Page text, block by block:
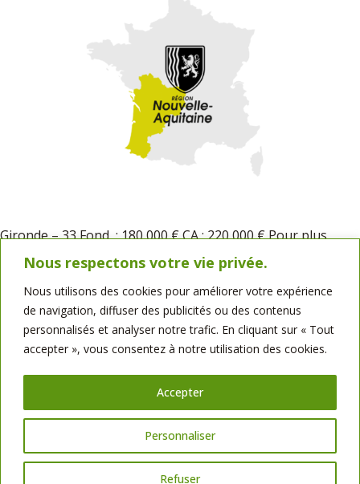
Nous respectons votre vie privée.
Nous utilisons des cookies pour améliorer votre expérience
de navigation, diffuser des publicités ou des contenus
personnalisés et analyser notre trafic. En cliquant sur « Tout
accepter », vous consentez à notre utilisation des cookies.
Personnaliser
Refuser
Accepter
Gironde – 33 Fond : 180 000 € CA : 220 000 € Pour plus
d’informations : Benoît Mathio : 06 23 17 55 52
benoit.mathio@bellotminoteries.fr Bellot Minoteries SAS,
sise à Geoffret, Saint-Martin-de-Saint-Maixent
(79), représentée par Monsieur Louis-Marie Bellot, est
titulaire de la carte professionnelle n°CPI 7901 2023 000
000 003, permettant l’exercice de la transaction sur
026170258 – SAS au capital de 3 548 949,26 euros
SIRET : 026 170 258 00011 – CODE NAF 1061A – Identifiant Unique ADEME